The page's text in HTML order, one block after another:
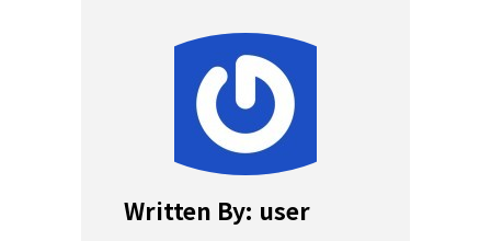
Written By: user